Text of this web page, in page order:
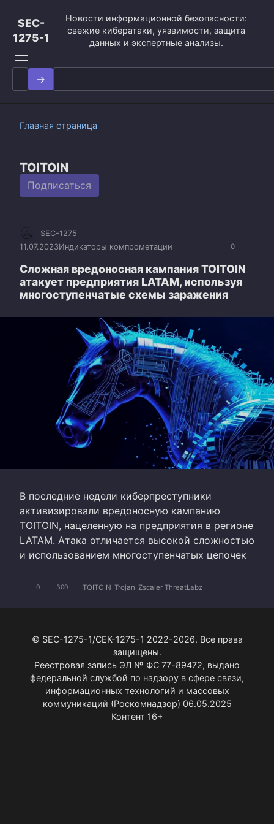
контенту
SEC-
1275-1
Новости информационной безопасности:
свежие кибератаки, уязвимости, защита
данных и экспертные анализы.
Search
for:
Главная страница
TOITOIN
Подписаться
0
SEC-1275
11.07.2023Индикаторы компрометации
Сложная вредоносная кампания TOITOIN
атакует предприятия LATAM, используя
многоступенчатые схемы заражения
В последние недели киберпреступники
активизировали вредоносную кампанию
TOITOIN, нацеленную на предприятия в регионе
LATAM. Атака отличается высокой сложностью
и использованием многоступенчатых цепочек
0 300 TOITOIN Trojan Zscaler ThreatLabz
© SEC-1275-1/СЕК-1275-1 2022-2026. Все права
защищены.
Реестровая запись ЭЛ № ФС 77-89472, выдано
федеральной службой по надзору в сфере связи,
информационных технологий и массовых
коммуникаций (Роскомнадзор) 06.05.2025
Контент 16+